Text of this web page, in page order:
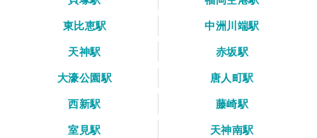
東比恵駅
中洲川端駅
天神駅
赤坂駅
大濠公園駅
唐人町駅
西新駅
藤崎駅
室見駅
天神南駅